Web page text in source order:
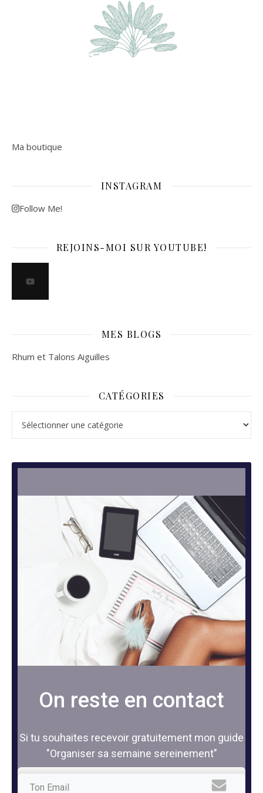
Ma boutique
INSTAGRAM
Follow Me!
REJOINS-MOI SUR YOUTUBE!
MES BLOGS
Rhum et Talons Aiguilles
CATÉGORIES
On reste en contact
Si tu souhaites recevoir gratuitement mon guide
"Organiser sa semaine sereinement"